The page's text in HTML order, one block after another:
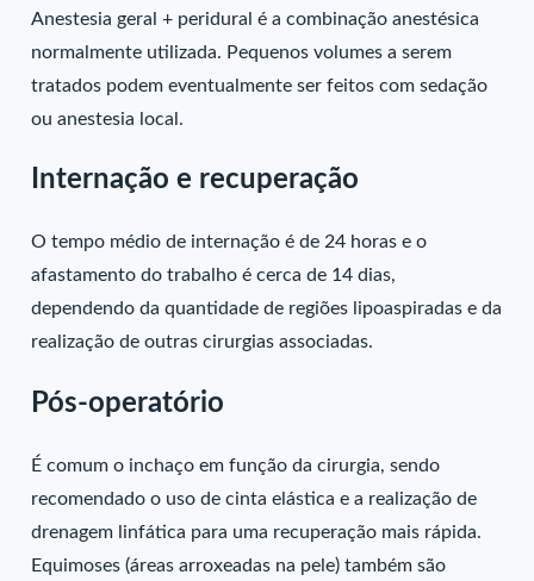
Anestesia geral + peridural é a combinação anestésica
normalmente utilizada. Pequenos volumes a serem
tratados podem eventualmente ser feitos com sedação
ou anestesia local.
Internação e recuperação
O tempo médio de internação é de 24 horas e o
afastamento do trabalho é cerca de 14 dias,
dependendo da quantidade de regiões lipoaspiradas e da
realização de outras cirurgias associadas.
Pós-operatório
É comum o inchaço em função da cirurgia, sendo
recomendado o uso de cinta elástica e a realização de
drenagem linfática para uma recuperação mais rápida.
Equimoses (áreas arroxeadas na pele) também são